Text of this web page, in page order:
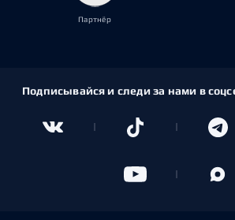
Партнёр
Подписывайся и следи за нами в